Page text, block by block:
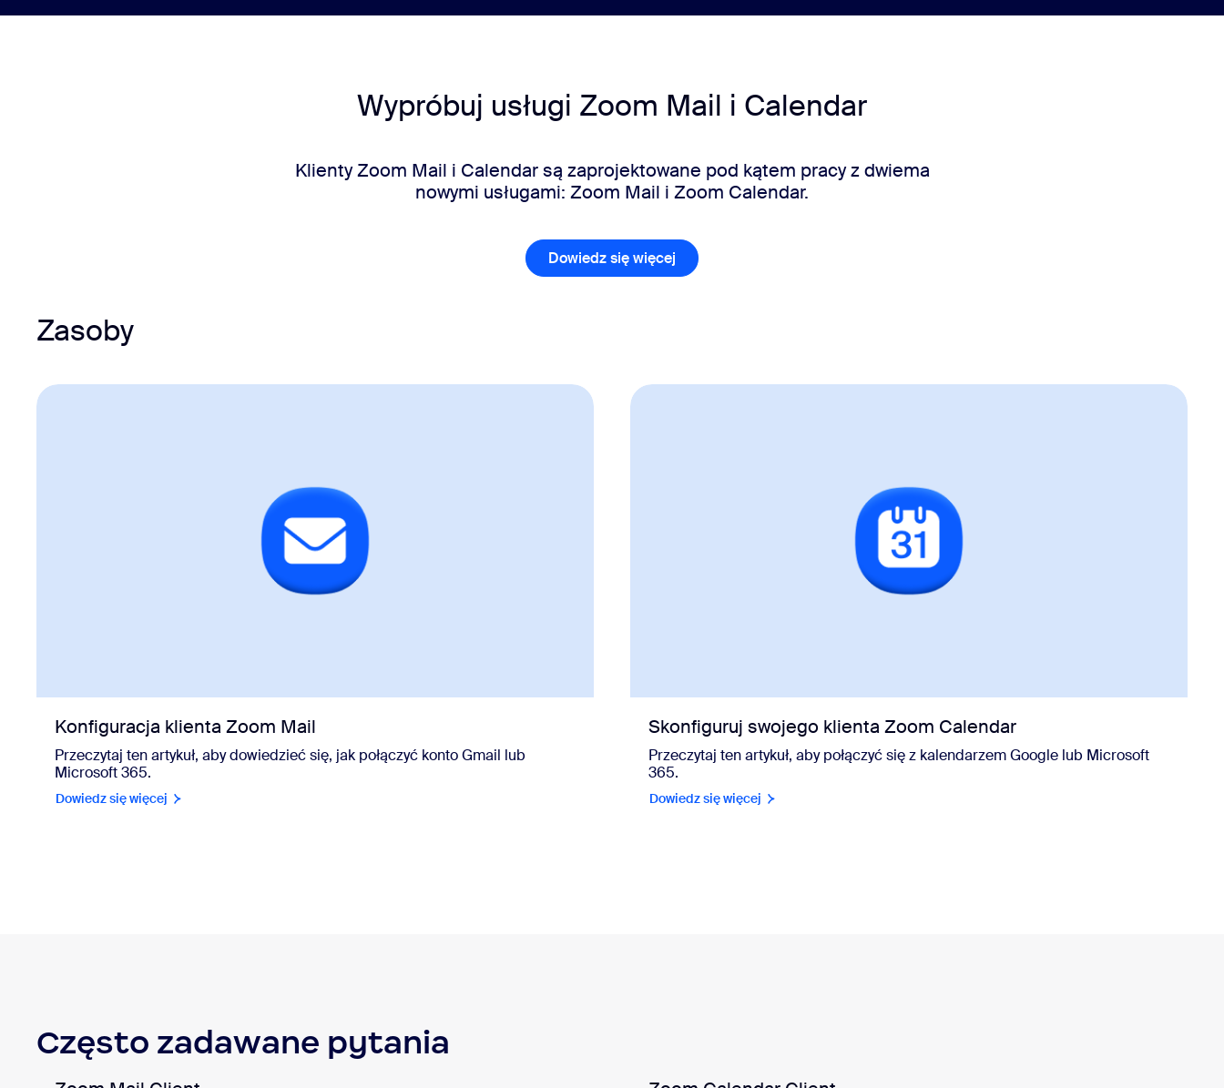
Wypróbuj usługi Zoom Mail i Calendar
Klienty Zoom Mail i Calendar są zaprojektowane pod kątem pracy z dwiema
nowymi usługami: Zoom Mail i Zoom Calendar.
Dowiedz się więcej
Zasoby
Konfiguracja klienta Zoom Mail
Przeczytaj ten artykuł, aby dowiedzieć się, jak połączyć konto Gmail lub
Microsoft 365.
Dowiedz się więcej
Skonfiguruj swojego klienta Zoom Calendar
Przeczytaj ten artykuł, aby połączyć się z kalendarzem Google lub Microsoft
365.
Dowiedz się więcej
Często zadawane pytania